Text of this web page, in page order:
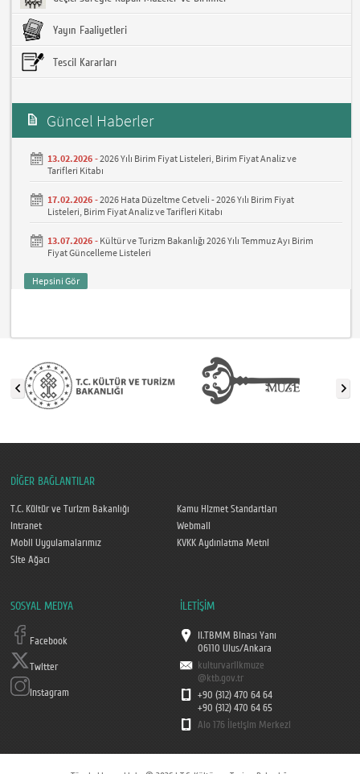
Yayın Faaliyetleri
Tescil Kararları
Güncel Haberler
13.02.2026 -2026 Yılı Birim Fiyat Listeleri, Birim Fiyat Analiz ve
Tarifleri Kitabı
17.02.2026 -2026 Hata Düzeltme Cetveli - 2026 Yılı Birim Fiyat
Listeleri, Birim Fiyat Analiz ve Tarifleri Kitabı
13.07.2026 - Kültür ve Turizm Bakanlığı 2026 Yılı Temmuz Ayı Birim
Fiyat Güncelleme Listeleri
Hepsini Gör
DİĞER BAĞLANTILAR
T.C. Kültür ve Turizm Bakanlığı
Kamu Hizmet Standartları
Intranet
Webmail
Mobil Uygulamalarımız
KVKK Aydınlatma Metni
Site Ağacı
SOSYAL MEDYA
Facebook
Twitter
Instagram
İLETİŞİM
II.TBMM Binası Yanı
06110 Ulus/Ankara
kulturvarlikmuze
@ktb.gov.tr
+90 (312) 470 64 64
+90 (312) 470 64 65
Alo 176 İletişim Merkezi